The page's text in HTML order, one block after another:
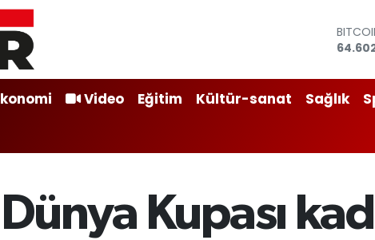
EURO
BİST100
13.768
Video Eğitim Kültür-sanat Sağlık
Kupası